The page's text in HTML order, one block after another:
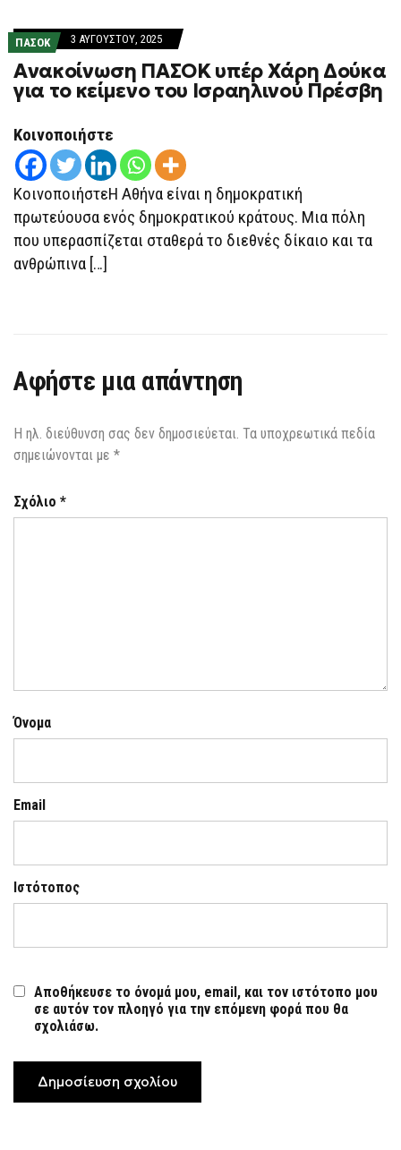
ΠΑΣΟΚ 3 ΑΥΓΟΎΣΤΟΥ, 2025
Ανακοίνωση ΠΑΣΟΚ υπέρ Χάρη Δούκα
για το κείμενο του Ισραηλινού Πρέσβη
Κοινοποιήστε
ΚοινοποιήστεΗ Αθήνα είναι η δημοκρατική
πρωτεύουσα ενός δημοκρατικού κράτους. Μια πόλη
που υπερασπίζεται σταθερά το διεθνές δίκαιο και τα
ανθρώπινα […]
Αφήστε μια απάντηση
Η ηλ. διεύθυνση σας δεν δημοσιεύεται. Τα υποχρεωτικά πεδία
σημειώνονται με *
Σχόλιο *
Όνομα
Email
Ιστότοπος
Αποθήκευσε το όνομά μου, email, και τον ιστότοπο μου
σε αυτόν τον πλοηγό για την επόμενη φορά που θα
σχολιάσω.